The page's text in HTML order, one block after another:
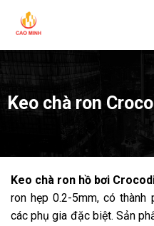
Keo chà ron
Keo chà ron hồ bơi
ron hẹp 0.2-5mm, có
các phụ gia đặc biệt. Sản